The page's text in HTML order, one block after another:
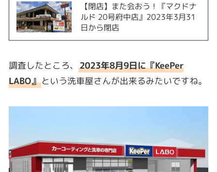
【閉店】また会おう！『マクドナ
ルド 20号府中店』2023年3月31
日から閉店
調査したところ、 2023年8月9日に『KeePer
LABO』という洗車屋さんが出来るみたいですね。